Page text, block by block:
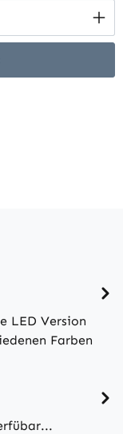
LED Version
Farben